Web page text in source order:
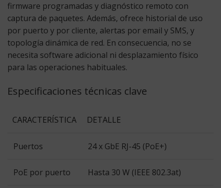
firmware programadas y diagnóstico remoto con
captura de paquetes. Además, ofrece historial de uso
por puerto y por cliente, alertas por email y SMS, y
topología dinámica de red. En consecuencia, no se
necesita software adicional ni desplazamiento físico
para las operaciones habituales.
Especificaciones técnicas clave
CARACTERÍSTICA DETALLE
Puertos 24 x GbE RJ-45 (PoE+)
PoE por puerto Hasta 30 W (IEEE 802.3at)